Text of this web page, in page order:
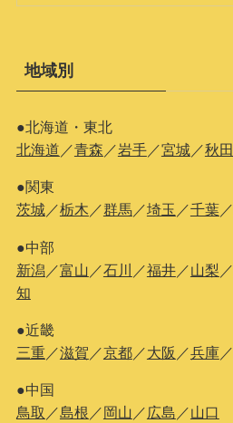
地域別
●北海道・東北
北海道 ／青森 ／岩手／宮城／秋田
●関東
茨城／栃木 ／群馬／埼玉 ／千葉／
●中部
新潟 ／富山 ／石川 ／福井／山梨 ／
知
●近畿
三重／滋賀 ／京都／大阪 ／兵庫／
●中国
鳥取 ／島根 ／岡山 ／ 広島 ／山口